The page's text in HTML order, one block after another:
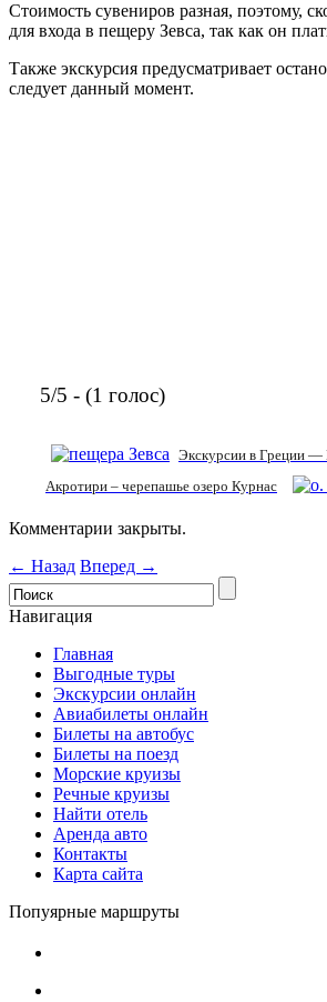
Стоимость сувениров разная, поэтому,
для входа в пещеру Зевса, так как он
Также экскурсия предусматривает
следует данный момент.
5/5 - (1 голос)
Экскурсии в Греции —
Акротири – черепашье озеро Курнас
Комментарии закрыты.
← Назад Вперед →
Навигация
Главная
Выгодные туры
Экскурсии онлайн
Авиабилеты онлайн
Билеты на автобус
Билеты на поезд
Морские круизы
Речные круизы
Найти отель
Аренда авто
Контакты
Карта сайта
Попуярные маршруты